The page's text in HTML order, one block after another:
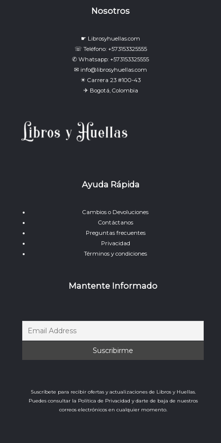
Nosotros
☛ Librosyhuellas.com
☏ Teléfono: +573153325555
✆ Whatsapp: +573153325555
✉ info@librosyhuellas.com
☀ Carrera 23 #100-43
✈ Bogotá, Colombia
Ayuda Rápida
Cambios o Devoluciones
Contáctanos
Preguntas frecuentes
Privacidad
Términos y condiciones
Mantente Informado
Suscríbete para recibir ofertas y actualizaciones de Libros y Huellas.
Puedes consultar la Política de Privacidad y darte de baja de nuestros
correos electrónicos en cualquier momento.